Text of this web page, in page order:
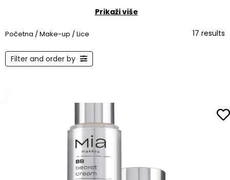
Prikaži više
Početna /Make-up / Lice 17 results
Filter and order by